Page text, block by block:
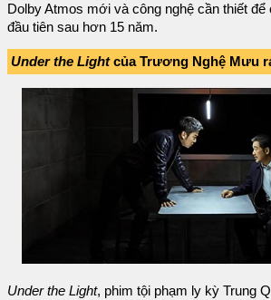
Dolby Atmos mới và công nghệ cần thiết
đầu tiên sau hơn 15 năm.
Under the Lightcủa Trương Nghệ Mưu
Under the Light, phim tội phạm ly kỳ Trung